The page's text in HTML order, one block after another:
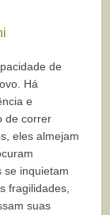
de
Há
e
de correr
eles almejam
se inquietam
fragilidades,
suas